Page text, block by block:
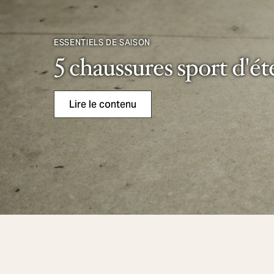
ESSENTIELS DE SAISON
5 chaussures sport
Lire le contenu